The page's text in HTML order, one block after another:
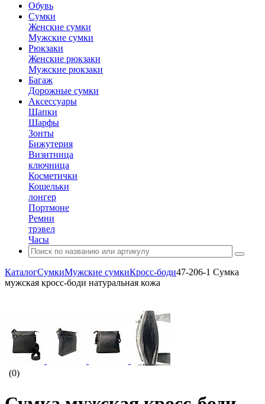
Обувь
Сумки
Женские сумки
Мужские сумки
Рюкзаки
Женские рюкзаки
Мужские рюкзаки
Багаж
Дорожные сумки
Аксессуары
Шапки
Шарфы
Зонты
Бижутерия
Визитница
ключница
Косметички
Кошельки
лонгер
Портмоне
Ремни
трэвел
Часы
КаталогСумкиМужские сумкиКросс-боди47-206-1 Сумка
мужская кросс-боди натуральная кожа
(0)